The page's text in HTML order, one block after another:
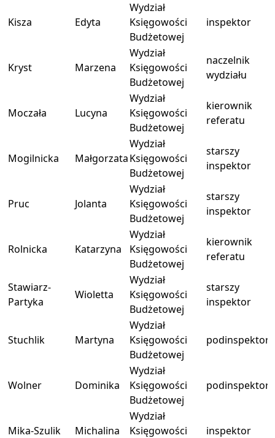
Kisza Edyta
Wydział
Księgowości
Budżetowej
inspektor
Kryst Marzena
Wydział
Księgowości
Budżetowej
naczelnik
wydziału
Moczała Lucyna
Wydział
Księgowości
Budżetowej
kierownik
referatu
Mogilnicka Małgorzata
Wydział
Księgowości
Budżetowej
starszy
inspektor
Pruc Jolanta
Wydział
Księgowości
Budżetowej
starszy
inspektor
Rolnicka Katarzyna
Wydział
Księgowości
Budżetowej
kierownik
referatu
Stawiarz-
Partyka
Wioletta
Wydział
Księgowości
Budżetowej
starszy
inspektor
Stuchlik Martyna
Wydział
Księgowości
Budżetowej
podinspektor
Wolner Dominika
Wydział
Księgowości
Budżetowej
podinspektor
Mika-Szulik Michalina
Wydział
Księgowości
inspektor